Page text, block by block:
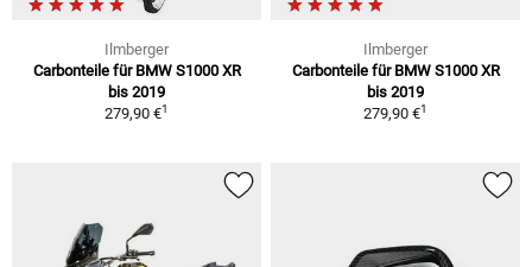
Ilmberger
Carbonteile für BMW S1000 XR
bis 2019
279,90 €1
Ilmberger
Carbonteile für BMW S1000 XR
bis 2019
279,90 €1